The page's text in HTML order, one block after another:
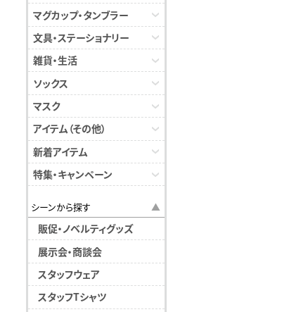
マグカップ・タンブラー
文具・ステーショナリー
雑貨・生活
ソックス
マスク
アイテム（その他）
新着アイテム
特集・キャンペーン
シーンから探す
販促・ノベルティグッズ
展示会・商談会
スタッフウェア
スタッフTシャツ